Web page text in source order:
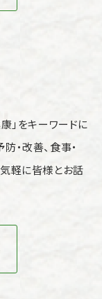
」をキーワードに
・改善、食事・
軽に皆様とお話